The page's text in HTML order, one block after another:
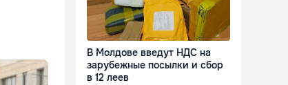
В Молдове введут НДС на
зарубежные посылки и сбор
в 12 леев